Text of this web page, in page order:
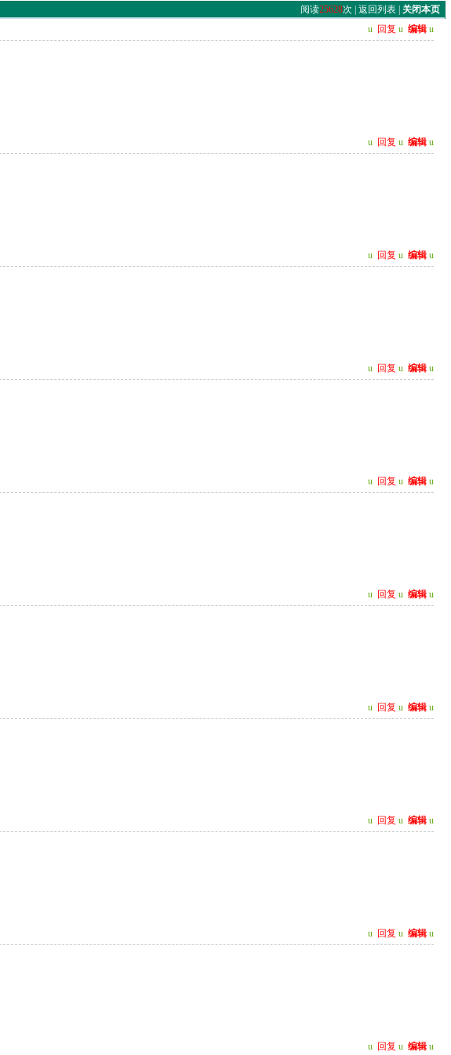
阅读25628次 | 返回列表| 关闭本页
u 回复 u 编辑 u
u 回复 u 编辑 u
u 回复 u 编辑 u
u 回复 u 编辑 u
u 回复 u 编辑 u
u 回复 u 编辑 u
u 回复 u 编辑 u
u 回复 u 编辑 u
u 回复 u 编辑 u
u 回复 u 编辑 u